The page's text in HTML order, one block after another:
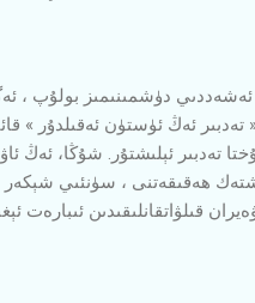
ئەڭ ئۈستۈن ئەقىلدۇر »
تەدبىر ئېلىشتۇر. شۇڭا، ئەڭ
ھەقىقەتنى ، سۈنئىي شېكەر ۋە
قىلۋاتقانلىقىدىن
ئاڭ تۈزەلمەي تۇرۇپ